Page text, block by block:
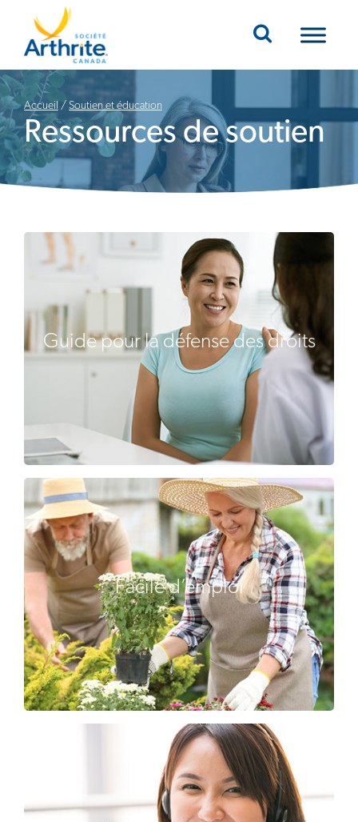
Mobile Navigation
Accueil / Soutien et éducation
Ressources de soutien
Guide pour la défense des droits
Facile d’emploi